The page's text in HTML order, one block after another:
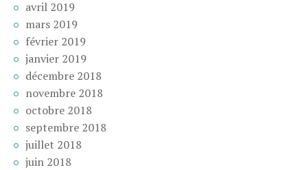
avril 2019
mars 2019
février 2019
janvier 2019
décembre 2018
novembre 2018
octobre 2018
septembre 2018
juillet 2018
juin 2018